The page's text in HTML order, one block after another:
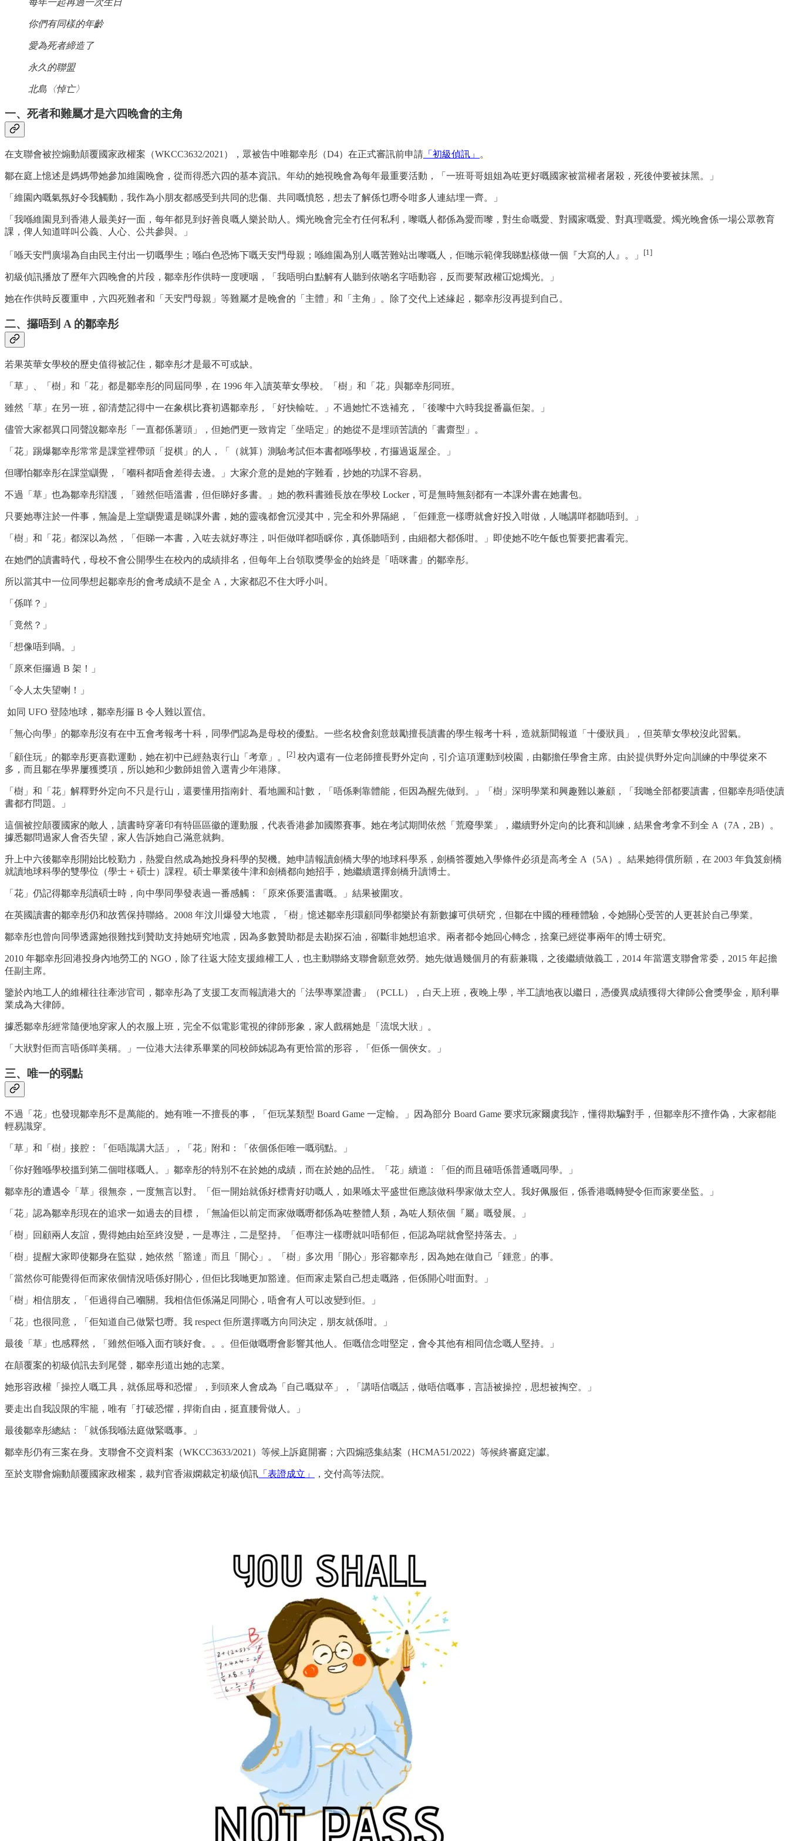
你們有同樣的年齡
愛為死者締造了
永久的聯盟
北島〈悼亡〉
一、死者和難屬才是六四晚會的主角
在支聯會被控煽動顛覆國家政權案（WKCC3632/2021），眾被告中唯鄒幸彤（D4）在正式審訊前申請 「初級偵訊」 。
鄒在庭上憶述是媽媽帶她參加維園晚會，從而得悉六四的基本資訊。年幼的她視晚會為每年最重要活動，「一班哥哥姐姐為咗更好嘅國家被當權者屠殺，死後仲要被抹黑。」
「維園內嘅氣氛好令我觸動，我作為小朋友都感受到共同的悲傷、共同嘅憤怒，想去了解係乜嘢令咁多人連結埋一齊。」
「我喺維園見到香港人最美好一面，每年都見到好善良嘅人樂於助人。燭光晚會完全冇任何私利，嚟嘅人都係為愛而嚟，對生命嘅愛、對國家嘅愛、對真理嘅愛。燭光晚會係一場公眾教育
課，俾人知道咩叫公義、人心、公共參與。」
「喺天安門廣場為自由民主付出一切嘅學生；喺白色恐怖下嘅天安門母親；喺維園為別人嘅苦難站出嚟嘅人，佢哋示範俾我睇點樣做一個『大寫的人』。」 [1]
初級偵訊播放了歷年六四晚會的片段，鄒幸彤作供時一度哽咽，「我唔明白點解有人聽到依啲名字唔動容，反而要幫政權冚熄燭光。」
她在作供時反覆重申，六四死難者和「天安門母親」等難屬才是晚會的「主體」和「主角」。除了交代上述緣起，鄒幸彤沒再提到自己。
二、攞唔到 A 的鄒幸彤
若果英華女學校的歷史值得被記住，鄒幸彤才是最不可或缺。
「草」、「樹」和「花」都是鄒幸彤的同屆同學，在 1996 年入讀英華女學校。「樹」和「花」與鄒幸彤同班。
雖然「草」在另一班，卻清楚記得中一在象棋比賽初遇鄒幸彤，「好快輸咗。」不過她忙不迭補充，「後嚟中六時我捉番贏佢架。」
儘管大家都異口同聲說鄒幸彤「一直都係薯頭」，但她們更一致肯定「坐唔定」的她從不是埋頭苦讀的「書齋型」。
「花」踢爆鄒幸彤常常是課堂裡帶頭「捉棋」的人，「（就算）測驗考試佢本書都喺學校，冇攞過返屋企。」
但哪怕鄒幸彤在課堂瞓覺，「嗰科都唔會差得去邊。」大家介意的是她的字難看，抄她的功課不容易。
不過「草」也為鄒幸彤辯護，「雖然佢唔溫書，但佢睇好多書。」她的教科書雖長放在學校 Locker，可是無時無刻都有一本課外書在她書包。
只要她專注於一件事，無論是上堂瞓覺還是睇課外書，她的靈魂都會沉浸其中，完全和外界隔絕，「佢鍾意一樣嘢就會好投入咁做，人哋講咩都聽唔到。」
「樹」和「花」都深以為然，「佢睇一本書，入咗去就好專注，叫佢做咩都唔睬你，真係聽唔到，由細都大都係咁。」即使她不吃午飯也誓要把書看完。
在她們的讀書時代，母校不會公開學生在校內的成績排名，但每年上台領取獎學金的始終是「唔咪書」的鄒幸彤。
所以當其中一位同學想起鄒幸彤的會考成績不是全 A，大家都忍不住大呼小叫。
「係咩？」
「竟然？」
「想像唔到喎。」
「原來佢攞過 B 架！」
「令人太失望喇！」
如同 UFO 登陸地球，鄒幸彤攞 B 令人難以置信。
「無心向學」的鄒幸彤沒有在中五會考報考十科，同學們認為是母校的優點。一些名校會刻意鼓勵擅長讀書的學生報考十科，造就新聞報道「十優狀員」，但英華女學校沒此習氣。
「顧住玩」的鄒幸彤更喜歡運動，她在初中已經熱衷行山「考章」。 [2] 校內還有一位老師擅長野外定向，引介這項運動到校園，由鄒擔任學會主席。由於提供野外定向訓練的中學從來不
多，而且鄒在學界屢獲獎項，所以她和少數師姐曾入選青少年港隊。
「樹」和「花」解釋野外定向不只是行山，還要懂用指南針、看地圖和計數，「唔係剩靠體能，佢因為醒先做到。」「樹」深明學業和興趣難以兼顧，「我哋全部都要讀書，但鄒幸彤唔使讀
書都冇問題。」
這個被控顛覆國家的敵人，讀書時穿著印有特區區徽的運動服，代表香港參加國際賽事。她在考試期間依然「荒廢學業」，繼續野外定向的比賽和訓練，結果會考拿不到全 A（7A，2B）。
據悉鄒問過家人會否失望，家人告訴她自己滿意就夠。
升上中六後鄒幸彤開始比較勤力，熱愛自然成為她投身科學的契機。她申請報讀劍橋大學的地球科學系，劍橋答覆她入學條件必須是高考全 A（5A）。結果她得償所願，在 2003 年負笈劍橋
就讀地球科學的雙學位（學士 + 碩士）課程。碩士畢業後牛津和劍橋都向她招手，她繼續選擇劍橋升讀博士。
「花」仍記得鄒幸彤讀碩士時，向中學同學發表過一番感觸：「原來係要溫書嘅。」結果被圍攻。
在英國讀書的鄒幸彤仍和故舊保持聯絡。2008 年汶川爆發大地震，「樹」憶述鄒幸彤環顧同學都樂於有新數據可供研究，但鄒在中國的種種體驗，令她關心受苦的人更甚於自己學業。
鄒幸彤也曾向同學透露她很難找到贊助支持她研究地震，因為多數贊助都是去勘探石油，卻斷非她想追求。兩者都令她回心轉念，捨棄已經從事兩年的博士研究。
2010 年鄒幸彤回港投身內地勞工的 NGO，除了往返大陸支援維權工人，也主動聯絡支聯會願意效勞。她先做過幾個月的有薪兼職，之後繼續做義工，2014 年當選支聯會常委，2015 年起擔
任副主席。
鑒於內地工人的維權往往牽涉官司，鄒幸彤為了支援工友而報讀港大的「法學專業證書」（PCLL），白天上班，夜晚上學，半工讀地夜以繼日，憑優異成績獲得大律師公會獎學金，順利畢
業成為大律師。
據悉鄒幸彤經常隨便地穿家人的衣服上班，完全不似電影電視的律師形象，家人戲稱她是「流氓大狀」。
「大狀對佢而言唔係咩美稱。」一位港大法律系畢業的同校師姊認為有更恰當的形容，「佢係一個俠女。」
三、唯一的弱點
不過「花」也發現鄒幸彤不是萬能的。她有唯一不擅長的事，「佢玩某類型 Board Game 一定輸。」因為部分 Board Game 要求玩家爾虞我詐，懂得欺騙對手，但鄒幸彤不擅作偽，大家都能
輕易識穿。
「草」和「樹」接腔：「佢唔識講大話」，「花」附和：「依個係佢唯一嘅弱點。」
「你好難喺學校搵到第二個咁樣嘅人。」鄒幸彤的特別不在於她的成績，而在於她的品性。「花」續道：「佢的而且確唔係普通嘅同學。」
鄒幸彤的遭遇令「草」很無奈，一度無言以對。「佢一開始就係好標青好叻嘅人，如果喺太平盛世佢應該做科學家做太空人。我好佩服佢，係香港嘅轉變令佢而家要坐監。」
「花」認為鄒幸彤現在的追求一如過去的目標，「無論佢以前定而家做嘅嘢都係為咗整體人類，為咗人類依個『屬』嘅發展。」
「樹」回顧兩人友誼，覺得她由始至終沒變，一是專注，二是堅持。「佢專注一樣嘢就叫唔郁佢，佢認為啱就會堅持落去。」
「樹」提醒大家即使鄒身在監獄，她依然「豁達」而且「開心」。「樹」多次用「開心」形容鄒幸彤，因為她在做自己「鍾意」的事。
「當然你可能覺得佢而家依個情況唔係好開心，但佢比我哋更加豁達。佢而家走緊自己想走嘅路，佢係開心咁面對。」
「樹」相信朋友，「佢過得自己嗰關。我相信佢係滿足同開心，唔會有人可以改變到佢。」
「花」也很同意，「佢知道自己做緊乜嘢。我 respect 佢所選擇嘅方向同決定，朋友就係咁。」
最後「草」也感釋然，「雖然佢喺入面冇啖好食。。。但佢做嘅嘢會影響其他人。佢嘅信念咁堅定，會令其他有相同信念嘅人堅持。」
在顛覆案的初級偵訊去到尾聲，鄒幸彤道出她的志業。
她形容政權「操控人嘅工具，就係屈辱和恐懼」，到頭來人會成為「自己嘅獄卒」，「講唔信嘅話，做唔信嘅事，言語被操控，思想被掏空。」
要走出自我設限的牢籠，唯有「打破恐懼，捍衛自由，挺直腰骨做人。」
最後鄒幸彤總結：「就係我喺法庭做緊嘅事。」
鄒幸彤仍有三案在身。支聯會不交資料案（WKCC3633/2021）等候上訴庭開審；六四煽惑集結案（HCMA51/2022）等候終審庭定讞。
至於支聯會煽動顛覆國家政權案，裁判官香淑嫻裁定初級偵訊 「表證成立」 ，交付高等法院。